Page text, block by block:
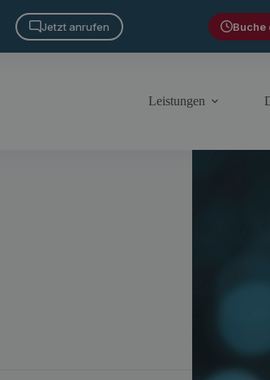
Jetzt anrufen Buche
Leistungen